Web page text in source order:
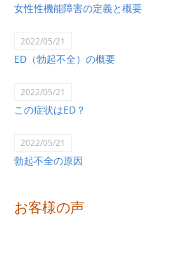
女性性機能障害の定義と概要
2022/05/21
ED（勃起不全）の概要
2022/05/21
この症状はED？
2022/05/21
勃起不全の原因
お客様の声